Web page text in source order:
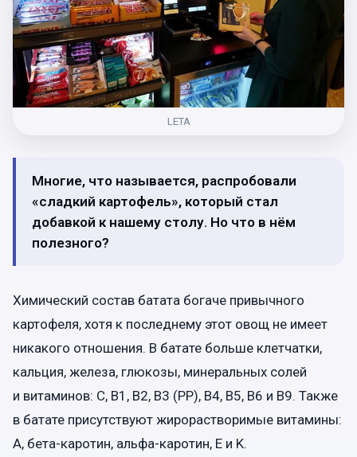
LETA
Многие, что называется, распробовали
«сладкий картофель», который стал
добавкой к нашему столу. Но что в нём
полезного?
Химический состав батата богаче привычного
картофеля, хотя к последнему этот овощ не имеет
никакого отношения. В батате больше клетчатки,
кальция, железа, глюкозы, минеральных солей
и витаминов: C, B1, B2, B3 (PP), B4, B5, B6 и B9. Также
в батате присутствуют жирорастворимые витамины:
A, бета-каротин, альфа-каротин, E и K.